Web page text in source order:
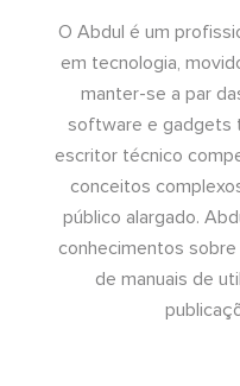
O Abdul é um
em tecnologia,
manter-se a par
software e gadgets
escritor técnico
conceitos
público alargado.
conhecimentos
de manuais de